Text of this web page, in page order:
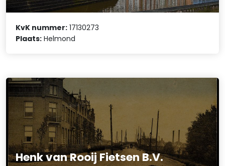
KvK nummer: 17130273
Plaats: Helmond
Henk van Rooij Fietsen B.V.